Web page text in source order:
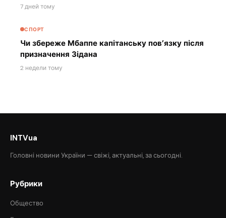
7 дней тому
СПОРТ
Чи збереже Мбаппе капітанську пов’язку після
призначення Зідана
2 недели тому
INTVua
Головні новини України — свіжі, актуальні, за сьогодні.
Рубрики
Общество